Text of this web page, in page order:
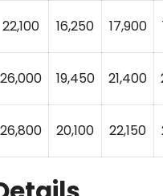
22,100 16,250 17,900
26,000 19,450 21,400
26,800 20,100 22,150